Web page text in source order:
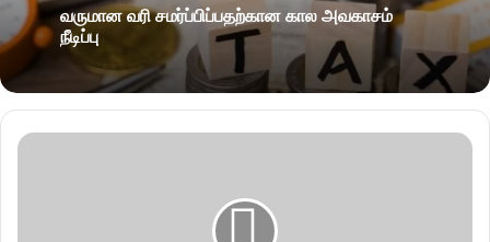
வருமான வரி சமர்ப்பிப்பதற்கான கால அவகாசம்
நீடிப்பு